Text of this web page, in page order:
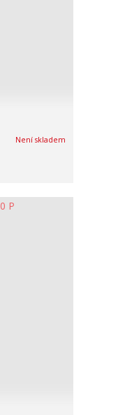
Není skladem